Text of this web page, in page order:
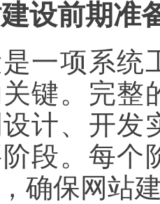
设前期准
一项系统
键。完整
计、开发
段。每个
确保网站